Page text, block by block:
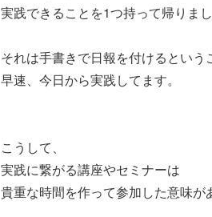
実践できることを1つ持って帰りまし
それは手書きで日報を付けるという
早速、今日から実践してます。
こうして、
実践に繋がる講座やセミナーは
貴重な時間を作って参加した意味が